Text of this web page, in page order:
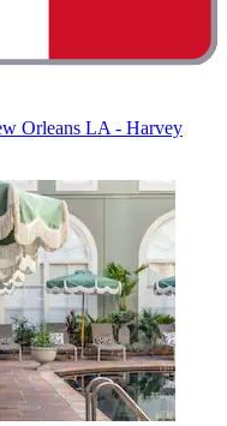
Orleans LA - Harvey